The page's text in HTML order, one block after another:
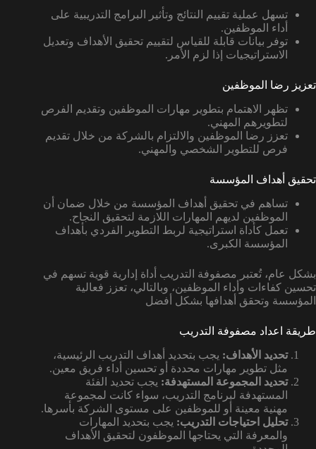
تسهل عملية تقييم النتائج وتأثير البرامج التدريبية على
أداء الموظفين.
توفر بيانات قابلة للقياس لتقييم تحقيق الأهداف وتعديل
الاستراتيجيات إذا لزم الأمر.
تعزيز رضا الموظفين
تظهر الاهتمام بتطوير مهارات الموظفين وتقديم الفرص
لتطويرهم المهني.
تعزز رضا الموظفين والالتزام بالشركة من خلال تقديم
فرص للتطوير الشخصي والمهني.
تحقيق أهداف المؤسسة
تساهم في تحقيق أهداف المؤسسة من خلال ضمان أن
الموظفين لديهم المهارات اللازمة لتحقيق النجاح.
تعمل كأداة استراتيجية لربط التطوير الفردي بأهداف
المؤسسة الكبرى.
بشكل عام، تُعتبر مصفوفة التدريب أداة إدارية قوية تسهم في
تحسين كفاءات وأداء الموظفين، وبالتالي، تعزز فعالية
المؤسسة وتحقق أهدافها بشكل أفضل
طريقة اعداد مصفوفة التدريب
تحديد الأهداف: يجب بتحديد أهداف التدريب الرئيسية،
مثل تطوير مهارات محددة أو تحسين أداء فريق معين.
تحديد المجموعة المستهدفة: يجب تحديد الفئة
المستهدفة لبرنامج التدريب، سواء كانت لمجموعة
مهنية معينة أو للموظفين على مستوى الشركة بأسرها.
تحليل احتياجات التدريب: يجب بتحديد المهارات
والمعرفة التي يحتاجها الموظفون لتحقيق الأهداف